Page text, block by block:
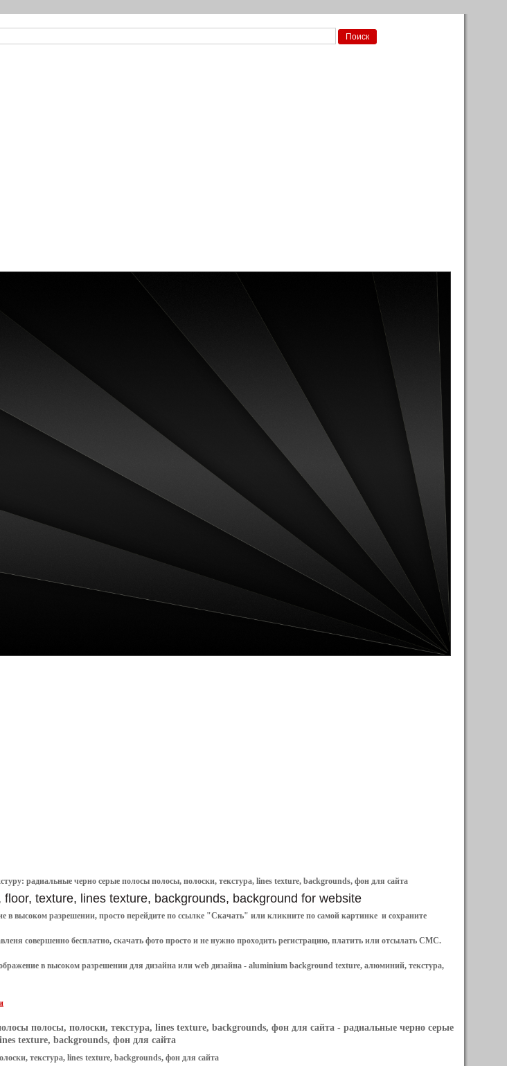
радиальные черно серые полосы полосы, полоски, текстура, lines texture, backgrounds, фон для сайта
floor, texture, lines texture, backgrounds, background for website
в высоком разрешении, просто перейдите по ссылке "Скачать" или кликните по самой картинке и сохраните
совершенно бесплатно, скачать фото просто и не нужно проходить регистрацию, платить или отсылать СМС.
в высоком разрешении для дизайна или web дизайна - aluminium background texture, алюминий, текстура,
полосы, полоски, текстура, lines texture, backgrounds, фон для сайта - радиальные черно серые
texture, backgrounds, фон для сайта
текстура, lines texture, backgrounds, фон для сайта